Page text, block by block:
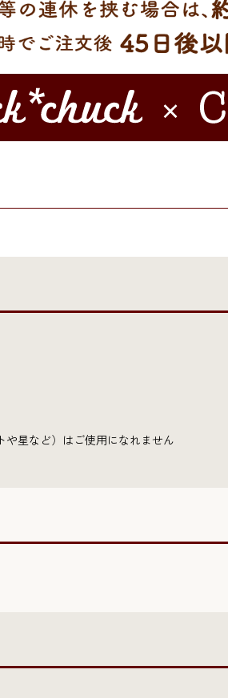
星など）はご使用になれません